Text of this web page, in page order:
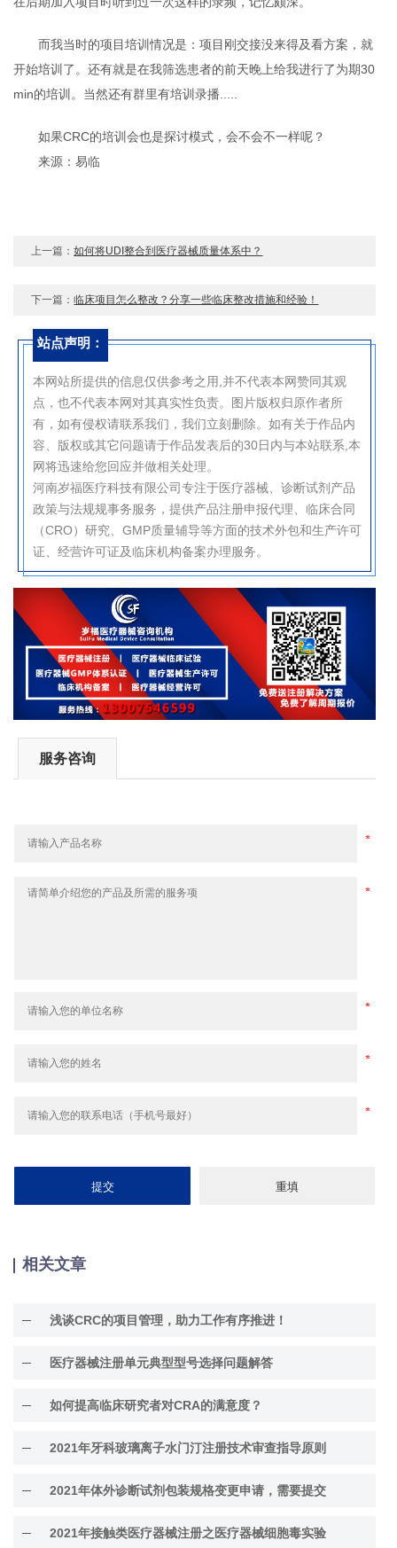
而我当时的项目培训情况是：项目刚交接没来得及看方案，就
开始培训了。还有就是在我筛选患者的前天晚上给我进行了为期30
min的培训。当然还有群里有培训录播.....
如果CRC的培训会也是探讨模式，会不会不一样呢？
来源：易临
上一篇：如何将UDI整合到医疗器械质量体系中？
下一篇：临床项目怎么整改？分享一些临床整改措施和经验！
站点声明：
本网站所提供的信息仅供参考之用,并不代表本网赞同其观
点，也不代表本网对其真实性负责。图片版权归原作者所
有，如有侵权请联系我们，我们立刻删除。如有关于作品内
容、版权或其它问题请于作品发表后的30日内与本站联系,本
网将迅速给您回应并做相关处理。
河南岁福医疗科技有限公司专注于医疗器械、诊断试剂产品
政策与法规规事务服务，提供产品注册申报代理、临床合同
（CRO）研究、GMP质量辅导等方面的技术外包和生产许可
证、经营许可证及临床机构备案办理服务。
服务咨询
相关文章
浅谈CRC的项目管理，助力工作有序推进！
医疗器械注册单元典型型号选择问题解答
如何提高临床研究者对CRA的满意度？
2021年牙科玻璃离子水门汀注册技术审查指导原则
2021年体外诊断试剂包装规格变更申请，需要提交
2021年接触类医疗器械注册之医疗器械细胞毒实验